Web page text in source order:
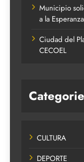
Municipio
a la
Ciudad del
CECOEL
CULTURA
DEPORTE